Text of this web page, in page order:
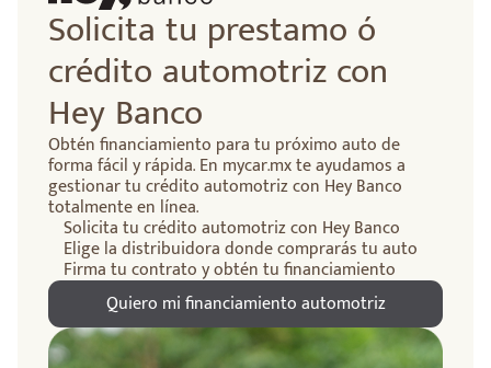
Solicita tu prestamo ó
crédito automotriz con
Hey Banco
Obtén financiamiento para tu próximo auto de
forma fácil y rápida. En mycar.mx te ayudamos a
gestionar tu crédito automotriz con Hey Banco
totalmente en línea.
Solicita tu crédito automotriz con Hey Banco
Elige la distribuidora donde comprarás tu auto
Firma tu contrato y obtén tu financiamiento
Quiero mi financiamiento automotriz